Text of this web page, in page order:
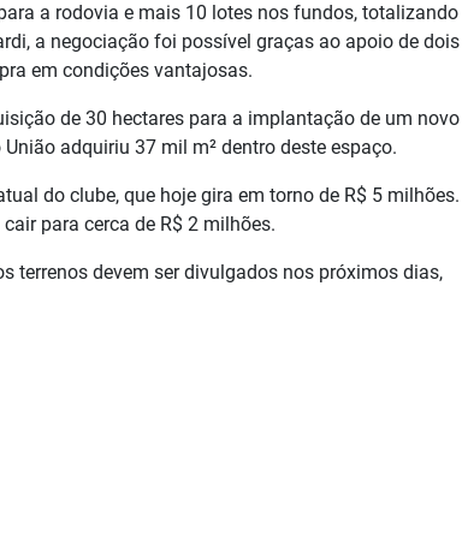
a rodovia e mais 10 lotes nos fundos, totalizando
a negociação foi possível graças ao apoio de dois
em condições vantajosas.
de 30 hectares para a implantação de um novo
adquiriu 37 mil m² dentro deste espaço.
do clube, que hoje gira em torno de R$ 5 milhões.
para cerca de R$ 2 milhões.
terrenos devem ser divulgados nos próximos dias,